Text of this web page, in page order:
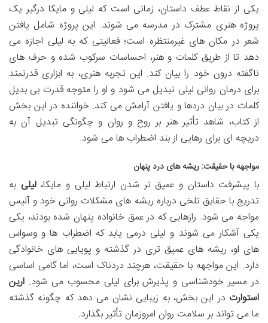
یکی از نقاط عطف داستان، زمانی است که لیلی و مایکا درگیر یک
پروژه هنری مشترک در مدرسه می شوند. این پروژه شامل یافتن
شعر در مکان های غیرمنتظره است؛ فعالیتی که به لیلی اجازه می
دهد تا از طریق کلمات و هنر، احساسات سرکوب شده و حرف های
ناگفته درون خود را بیان کند. این تجربه هنری، به ابزاری قدرتمند
برای درمان روانی لیلی تبدیل می شود و او را متوجه قدرت بی بدیل
کلمات در بیان دردها و یافتن آرامش می کند. خواننده در این بخش
از کتاب، شاهد تأثیر هنر بر روح و روان و چگونگی تبدیل آن به
دریچه ای برای رهایی از بند اضطراب ها می شود.
مواجهه با حقیقت: ریشه های درد پنهان
با پیشرفت داستان و عمیق تر شدن ارتباط لیلی و مایکا،لیلی به
تدریج با حقایق تلخی درباره ریشه های مشکلات روانی خود و آلیس
مواجه می شود. رازهایی که در عمق خانواده پنهان شده بودند، یکی
یکی آشکار می شوند و لیلی درمی یابد که اضطراب ها و وسواس
های او، ریشه های عمیق تری در گذشته و پویایی های خانوادگی
دارد. این مواجهه با حقیقت، هرچند دردناک است، اما گامی اساسی
در مسیر خودشناسی و پذیرش برای لیلی محسوب می شود. ارین
استوارت در این بخش، به زیبایی نشان می دهد که چگونه گذشته
ما می تواند بر سلامت روان امروزمان تأثیر بگذارد.